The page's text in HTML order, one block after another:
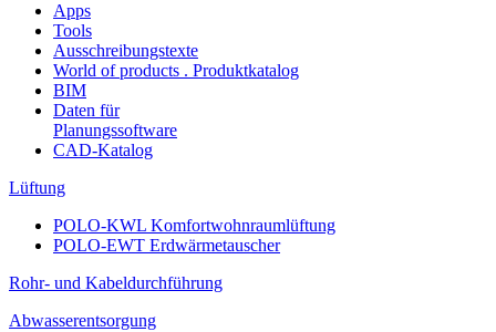
Apps
Tools
Ausschreibungstexte
World of products . Produktkatalog
BIM
Daten für
Planungssoftware
CAD-Katalog
Lüftung
POLO-KWL Komfortwohnraumlüftung
POLO-EWT Erdwärmetauscher
Rohr- und Kabeldurchführung
Abwasserentsorgung